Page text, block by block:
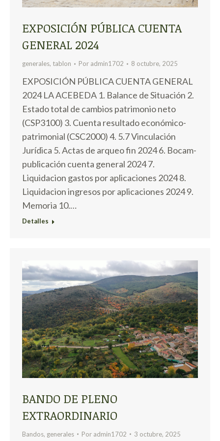
EXPOSICIÓN PÚBLICA CUENTA
GENERAL 2024
generales, tablon Por admin1702 8 octubre, 2025
EXPOSICIÓN PÚBLICA CUENTA GENERAL
2024 LA ACEBEDA 1. Balance de Situación 2.
Estado total de cambios patrimonio neto
(CSP3100) 3. Cuenta resultado económico-
patrimonial (CSC2000) 4. 5.7 Vinculación
Jurídica 5. Actas de arqueo fin 2024 6. Bocam-
publicación cuenta general 2024 7.
Liquidacion gastos por aplicaciones 2024 8.
Liquidacion ingresos por aplicaciones 2024 9.
Memoria 10.…
Detalles
BANDO DE PLENO
EXTRAORDINARIO
Bandos, generales Por admin1702 3 octubre, 2025